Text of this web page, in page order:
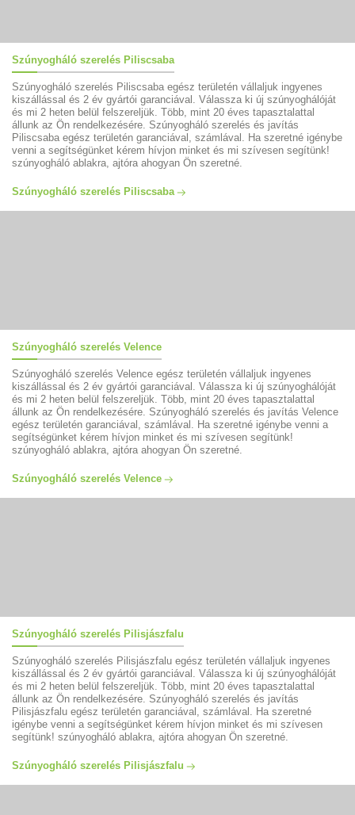
Szúnyogháló szerelés Piliscsaba
Szúnyogháló szerelés Piliscsaba egész területén vállaljuk ingyenes
kiszállással és 2 év gyártói garanciával. Válassza ki új szúnyoghálóját
és mi 2 heten belül felszereljük. Több, mint 20 éves tapasztalattal
állunk az Ön rendelkezésére. Szúnyogháló szerelés és javítás
Piliscsaba egész területén garanciával, számlával. Ha szeretné igénybe
venni a segítségünket kérem hívjon minket és mi szívesen segítünk!
szúnyogháló ablakra, ajtóra ahogyan Ön szeretné.
Szúnyogháló szerelés Piliscsaba
Szúnyogháló szerelés Velence
Szúnyogháló szerelés Velence egész területén vállaljuk ingyenes
kiszállással és 2 év gyártói garanciával. Válassza ki új szúnyoghálóját
és mi 2 heten belül felszereljük. Több, mint 20 éves tapasztalattal
állunk az Ön rendelkezésére. Szúnyogháló szerelés és javítás Velence
egész területén garanciával, számlával. Ha szeretné igénybe venni a
segítségünket kérem hívjon minket és mi szívesen segítünk!
szúnyogháló ablakra, ajtóra ahogyan Ön szeretné.
Szúnyogháló szerelés Velence
Szúnyogháló szerelés Pilisjászfalu
Szúnyogháló szerelés Pilisjászfalu egész területén vállaljuk ingyenes
kiszállással és 2 év gyártói garanciával. Válassza ki új szúnyoghálóját
és mi 2 heten belül felszereljük. Több, mint 20 éves tapasztalattal
állunk az Ön rendelkezésére. Szúnyogháló szerelés és javítás
Pilisjászfalu egész területén garanciával, számlával. Ha szeretné
igénybe venni a segítségünket kérem hívjon minket és mi szívesen
segítünk! szúnyogháló ablakra, ajtóra ahogyan Ön szeretné.
Szúnyogháló szerelés Pilisjászfalu